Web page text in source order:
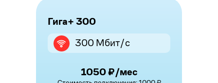
Гига+ 300
300 Мбит/с
1050 ₽/мес